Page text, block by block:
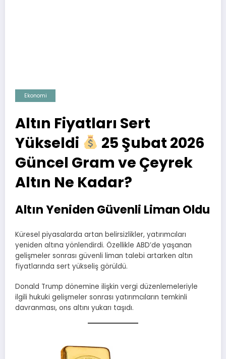
Ekonomi
Altın Fiyatları Sert
Yükseldi
25 Şubat 2026
Güncel Gram ve Çeyrek
Altın Ne Kadar?
Altın Yeniden Güvenli Liman Oldu
Küresel piyasalarda artan belirsizlikler, yatırımcıları
yeniden altına yönlendirdi. Özellikle ABD’de yaşanan
gelişmeler sonrası güvenli liman talebi artarken altın
fiyatlarında sert yükseliş görüldü.
Donald Trump dönemine ilişkin vergi düzenlemeleriyle
ilgili hukuki gelişmeler sonrası yatırımcıların temkinli
davranması, ons altını yukarı taşıdı.